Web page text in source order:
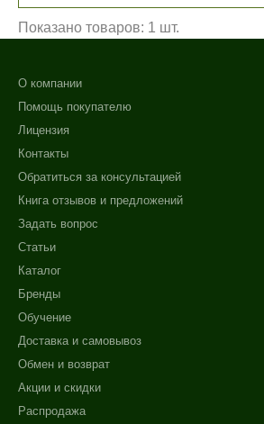
Показано товаров: 1 шт.
О компании
Помощь покупателю
Лицензия
Контакты
Обратиться за консультацией
Книга отзывов и предложений
Задать вопрос
Статьи
Каталог
Бренды
Обучение
Доставка и самовывоз
Обмен и возврат
Акции и скидки
Распродажа
+7 (495) 640-58-89